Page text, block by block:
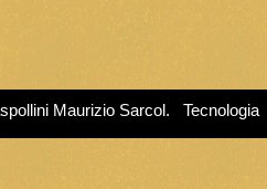
Maurizio Sarcol . Tecnologia